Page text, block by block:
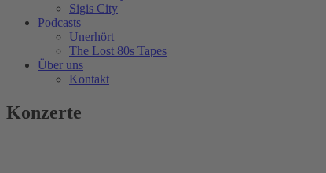
Sigis City
Podcasts
Unerhört
The Lost 80s Tapes
Über uns
Kontakt
Konzerte